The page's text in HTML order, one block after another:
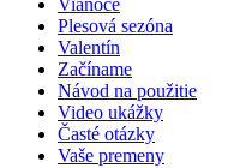
Vianoce
Plesová sezóna
Valentín
Začíname
Návod na použitie
Video ukážky
Časté otázky
Vaše premeny